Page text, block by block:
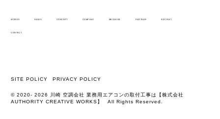
WORKS NEWS CONCEPT COMPANY MESSAGE PARTNER RECRUIT
CONTACT
SITE POLICY PRIVACY POLICY
© 2020- 2026
川崎 空調会社 業務用エアコンの取付工事は【株式会社
AUTHORITY CREATIVE WORKS】
All Rights Reserved.